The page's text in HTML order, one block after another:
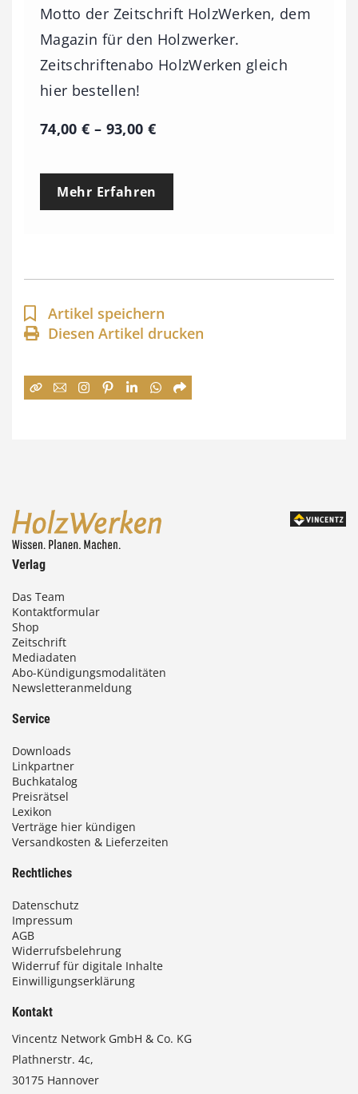
Motto der Zeitschrift HolzWerken, dem
Magazin für den Holzwerker.
Zeitschriftenabo HolzWerken gleich
hier bestellen!
74,00€ – 93,00 €P
e
p
a
n
e
0
€
Mehr Erfahren
Artikel speichern
Diesen Artikel drucken
Verlag
Das Team
Kontaktformular
Shop
Zeitschrift
Mediadaten
Abo-Kündigungsmodalitäten
Newsletteranmeldung
Service
Downloads
Linkpartner
Buchkatalog
Preisrätsel
Lexikon
Verträge hier kündigen
Versandkosten & Lieferzeiten
Rechtliches
Datenschutz
Impressum
AGB
Widerrufsbelehrung
Widerruf für digitale Inhalte
Einwilligungserklärung
Kontakt
Vincentz Network GmbH & Co. KG
Plathnerstr. 4c,
30175 Hannover